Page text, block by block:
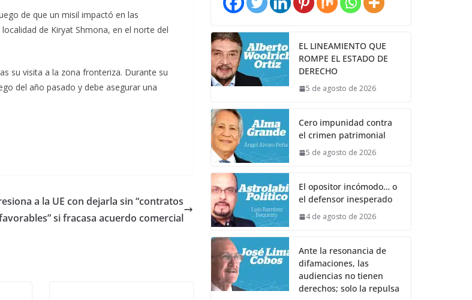
de que un misil impactó en las
de Kiryat Shmona, en el norte del
su visita a la zona fronteriza. Durante su
del año pasado y debe asegurar una
a la UE con dejarla sin “contratos
si fracasa acuerdo comercial
EL LINEAMIENTO QUE
ROMPE EL ESTADO DE
DERECHO
5 de agosto de 2026
Cero impunidad contra
el crimen patrimonial
5 de agosto de 2026
El opositor incómodo… o
el defensor inesperado
4 de agosto de 2026
Ante la resonancia de
difamaciones, las
audiencias no tienen
derechos; solo la repulsa